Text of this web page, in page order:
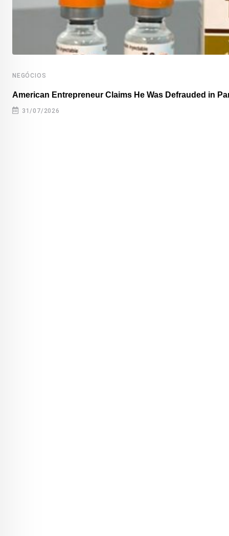
NEGÓCIOS
American Entrepreneur Claims He Was Defrauded in
31/07/2026